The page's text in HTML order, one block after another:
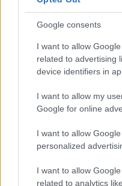
Google consents
I want to allow
related to advertising
device identifiers in
I want to allow my
Google for online
I want to allow
personalized
I want to allow
related to analytics
Matrimonio Tallulah
e il ruolo di Demi Moore
Cristian Castiglioni · 10 Ago 2026